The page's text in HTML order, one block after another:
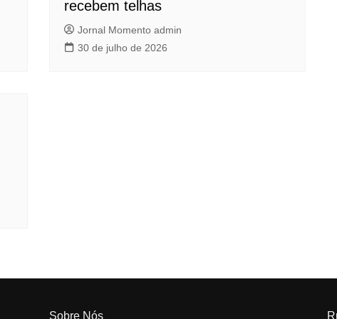
recebem telhas
Jornal Momento admin
30 de julho de 2026
Sobre Nós